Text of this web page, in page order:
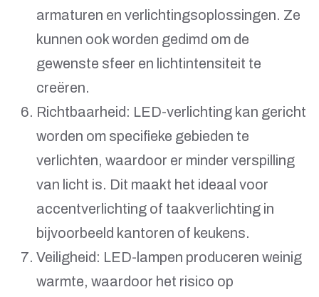
armaturen en verlichtingsoplossingen. Ze
kunnen ook worden gedimd om de
gewenste sfeer en lichtintensiteit te
creëren.
Richtbaarheid: LED-verlichting kan gericht
worden om specifieke gebieden te
verlichten, waardoor er minder verspilling
van licht is. Dit maakt het ideaal voor
accentverlichting of taakverlichting in
bijvoorbeeld kantoren of keukens.
Veiligheid: LED-lampen produceren weinig
warmte, waardoor het risico op